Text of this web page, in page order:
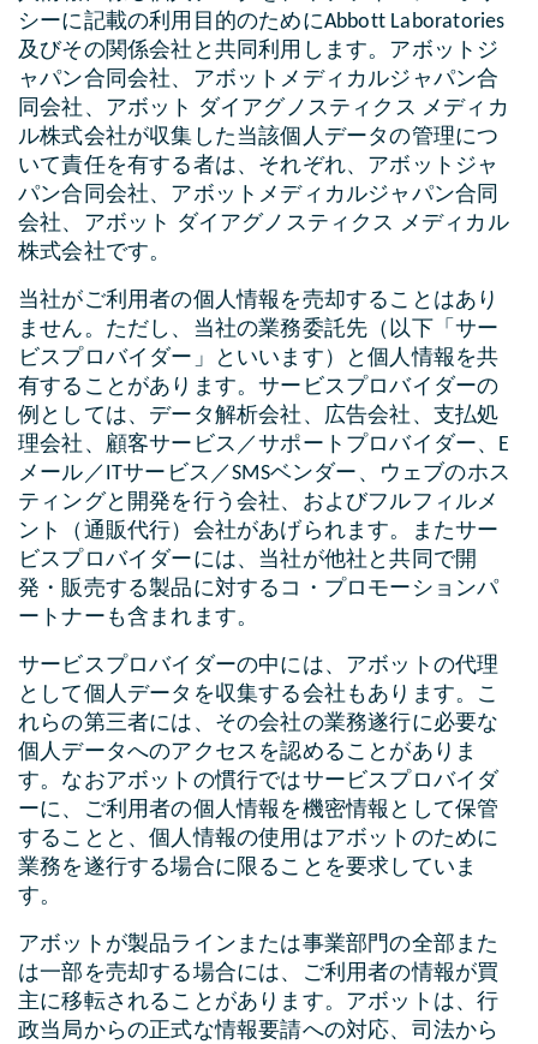
シーに記載の利用目的のためにAbbott Laboratories
及びその関係会社と共同利用します。アボットジ
ャパン合同会社、アボットメディカルジャパン合
同会社、アボット ダイアグノスティクス メディカ
ル株式会社が収集した当該個人データの管理につ
いて責任を有する者は、それぞれ、アボットジャ
パン合同会社、アボットメディカルジャパン合同
会社、アボット ダイアグノスティクス メディカル
株式会社です。
当社がご利用者の個人情報を売却することはあり
ません。ただし、当社の業務委託先（以下「サー
ビスプロバイダー」といいます）と個人情報を共
有することがあります。サービスプロバイダーの
例としては、データ解析会社、広告会社、支払処
理会社、顧客サービス／サポートプロバイダー、E
メール／ITサービス／SMSベンダー、ウェブのホス
ティングと開発を行う会社、およびフルフィルメ
ント（通販代行）会社があげられます。またサー
ビスプロバイダーには、当社が他社と共同で開
発・販売する製品に対するコ・プロモーションパ
ートナーも含まれます。
サービスプロバイダーの中には、アボットの代理
として個人データを収集する会社もあります。こ
れらの第三者には、その会社の業務遂行に必要な
個人データへのアクセスを認めることがありま
す。なおアボットの慣行ではサービスプロバイダ
ーに、ご利用者の個人情報を機密情報として保管
することと、個人情報の使用はアボットのために
業務を遂行する場合に限ることを要求していま
す。
アボットが製品ラインまたは事業部門の全部また
は一部を売却する場合には、ご利用者の情報が買
主に移転されることがあります。アボットは、行
政当局からの正式な情報要請への対応、司法から